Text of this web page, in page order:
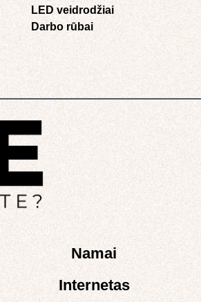
LED veidrodžiai
Darbo rūbai
Namai
Internetas